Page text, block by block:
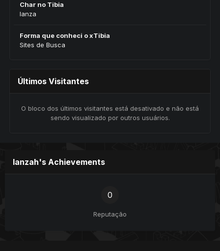
Char no Tibia
lanza
Forma que conheci o xTibia
Sites de Busca
Últimos Visitantes
O bloco dos últimos visitantes está desativado e não está
sendo visualizado por outros usuários.
lanzah's Achievements
0
Reputação